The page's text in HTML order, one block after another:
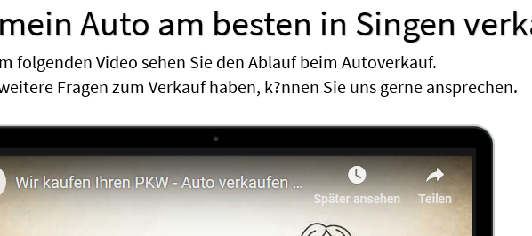
Auto am besten in Singen
folgenden Video sehen Sie den Ablauf beim Autoverkauf.
Fragen zum Verkauf haben, k?nnen Sie uns gerne ansprechen.